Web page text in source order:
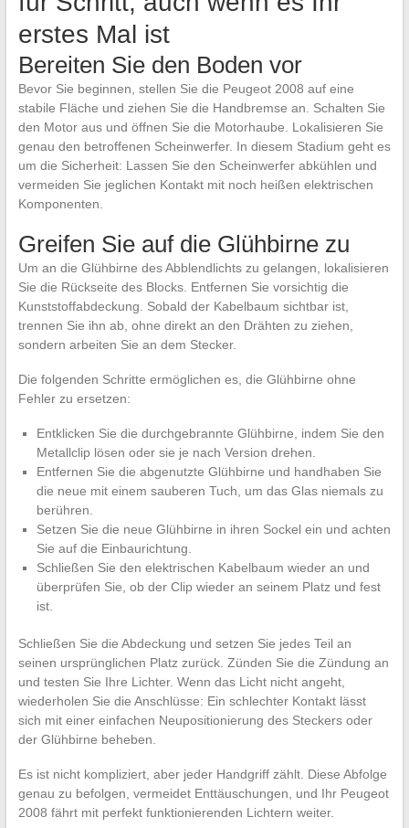
erstes Mal ist
Bereiten Sie den Boden vor
Bevor Sie beginnen, stellen Sie die Peugeot 2008 auf eine
stabile Fläche und ziehen Sie die Handbremse an. Schalten Sie
den Motor aus und öffnen Sie die Motorhaube. Lokalisieren Sie
genau den betroffenen Scheinwerfer. In diesem Stadium geht es
um die Sicherheit: Lassen Sie den Scheinwerfer abkühlen und
vermeiden Sie jeglichen Kontakt mit noch heißen elektrischen
Komponenten.
Greifen Sie auf die Glühbirne zu
Um an die Glühbirne des Abblendlichts zu gelangen, lokalisieren
Sie die Rückseite des Blocks. Entfernen Sie vorsichtig die
Kunststoffabdeckung. Sobald der Kabelbaum sichtbar ist,
trennen Sie ihn ab, ohne direkt an den Drähten zu ziehen,
sondern arbeiten Sie an dem Stecker.
Die folgenden Schritte ermöglichen es, die Glühbirne ohne
Fehler zu ersetzen:
Entklicken Sie die durchgebrannte Glühbirne, indem Sie den
Metallclip lösen oder sie je nach Version drehen.
Entfernen Sie die abgenutzte Glühbirne und handhaben Sie
die neue mit einem sauberen Tuch, um das Glas niemals zu
berühren.
Setzen Sie die neue Glühbirne in ihren Sockel ein und achten
Sie auf die Einbaurichtung.
Schließen Sie den elektrischen Kabelbaum wieder an und
überprüfen Sie, ob der Clip wieder an seinem Platz und fest
ist.
Schließen Sie die Abdeckung und setzen Sie jedes Teil an
seinen ursprünglichen Platz zurück. Zünden Sie die Zündung an
und testen Sie Ihre Lichter. Wenn das Licht nicht angeht,
wiederholen Sie die Anschlüsse: Ein schlechter Kontakt lässt
sich mit einer einfachen Neupositionierung des Steckers oder
der Glühbirne beheben.
Es ist nicht kompliziert, aber jeder Handgriff zählt. Diese Abfolge
genau zu befolgen, vermeidet Enttäuschungen, und Ihr Peugeot
2008 fährt mit perfekt funktionierenden Lichtern weiter.